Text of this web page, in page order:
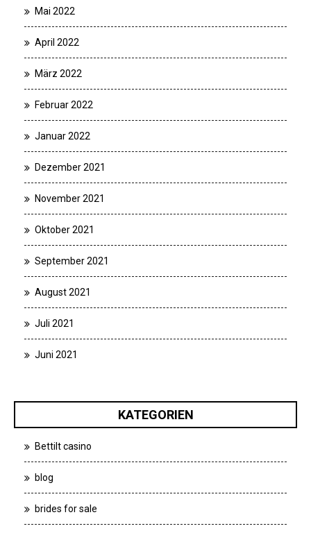
Mai 2022
April 2022
März 2022
Februar 2022
Januar 2022
Dezember 2021
November 2021
Oktober 2021
September 2021
August 2021
Juli 2021
Juni 2021
KATEGORIEN
Bettilt casino
blog
brides for sale